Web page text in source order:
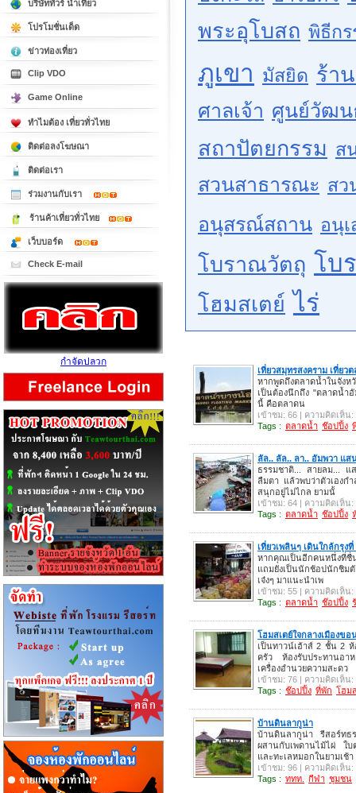
พระอุโบสถ พิธีกร
ภูเขา มัสยิด ร้า
ศาลเจ้า ศูนย์วัฒน
สถาปัตยกรรม ส
สวนสาธารณะ สว
อนุสรณ์สถาน อนุ
โบราณวัตถุ โบ
โฮมสเตย์ ไร่
เที่ยวสมุทรสงคราม เที่ยว
หากพูดถึงตลาดน้ำในจัง
เป็นต้องนึกถึง "ตลาดน้ำ
นี้ คือตลาดน
เข้าชม: 66 | ความคิดเห็น:
Tags : ตลาดน้ำ ช๊อปปิ้ง
ลัล.. ลัล.. ลา.. อัมพวา แส
ธรรมชาติ... สายลม... แ
ลืมตา แล้วพบว่าตัวเองก
สนุกอยู่ไม่ไกล ยามนั้
เข้าชม: 64 | ความคิดเห็น:
Tags : ตลาดน้ำ ช๊อปปิ้ง
เที่ยวเพลินๆ เดินใกล้กรุง
หากคุณเป็นอีกคนหนึ่งที่ชื่น
แถมยังเป็นนักช้อปนักชิ
เจ๋งๆ มาแนะนำเพ
เข้าชม: 55 | ความคิดเห็น:
Tags : ตลาดน้ำ ช๊อปปิ้ง
โฮมสเตย์ใจกลางเมืองข
เป็นทาวน์เฮ้าส์ 2 ชั้น 2
ครัว ห้องรับประทานอา
เครื่องอำนวยความสะดว
เข้าชม: 76 | ความคิดเห็น:
Tags : ช๊อปปิ้ง ที่พัก โฮม
บ้านดินลากูน่า
บ้านดินลากูน่า รีสอร์ทธ
ผสานกับเพดานไม้ไผ่ ใ
และทะเลหมอกในยามเช้า
เข้าชม: 96 | ความคิดเห็น:
Tags : ททท. กีฬา ชุมชน
บริษัททัวร์ นำเที่ยว
โปรโมชั่นเด็ด
ข่าวท่องเที่ยว
Clip VDO
Game Online
ทำไมต้อง เที่ยวทั่วไทย
ติดต่อลงโฆษณา
ติดต่อเรา
ร่วมงานกับเรา
ร้านค้าเที่ยวทั่วไทย
เว็บบอร์ด
Check E-mail
กำจัดปลวก